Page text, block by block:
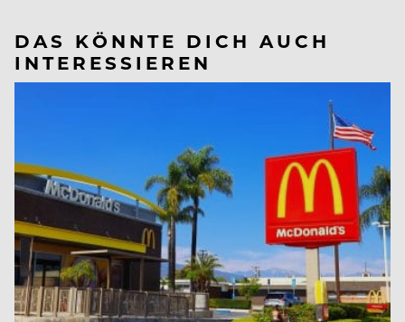
DAS KÖNNTE DICH AUCH
INTERESSIEREN